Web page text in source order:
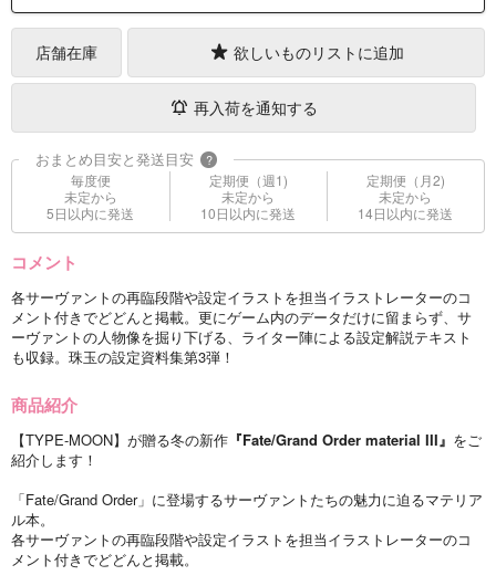
店舗在庫 欲しいものリストに追加
再入荷を通知する
おまとめ目安と発送目安 ?
毎度便
未定から
5日以内に発送
定期便（週1)
未定から
10日以内に発送
定期便（月2)
未定から
14日以内に発送
コメント
各サーヴァントの再臨段階や設定イラストを担当イラストレーターのコ
メント付きでどどんと掲載。更にゲーム内のデータだけに留まらず、サ
ーヴァントの人物像を掘り下げる、ライター陣による設定解説テキスト
も収録。珠玉の設定資料集第3弾！
商品紹介
【TYPE-MOON】が贈る冬の新作 『Fate/Grand Order material III』 をご
紹介します！
「Fate/Grand Order」に登場するサーヴァントたちの魅力に迫るマテリア
ル本。
各サーヴァントの再臨段階や設定イラストを担当イラストレーターのコ
メント付きでどどんと掲載。